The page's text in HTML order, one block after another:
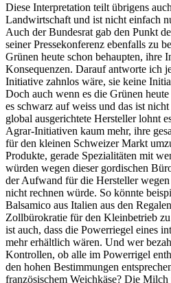
Diese Interpretation teilt übrigens
Landwirtschaft und ist nicht einfach
Auch der Bundesrat gab den Punkt
seiner Pressekonferenz ebenfalls zu
Grünen heute schon behaupten, ihre
Konsequenzen. Darauf antworte ich
Initiative zahnlos wäre, sie keine
Doch auch wenn es die Grünen
es schwarz auf weiss und das ist
global ausgerichtete Hersteller lohnt
Agrar-Initiativen kaum mehr, ihre
für den kleinen Schweizer Markt
Produkte, gerade Spezialitäten mit
würden wegen dieser gordischen
der Aufwand für die Hersteller
nicht rechnen würde. So könnte
Balsamico aus Italien aus den
Zollbürokratie für den Kleinbetrieb
ist auch, dass die Powerriegel eines
mehr erhältlich wären. Und wer
Kontrollen, ob alle im Powerrigel
den hohen Bestimmungen
französischem Weichkäse? Die